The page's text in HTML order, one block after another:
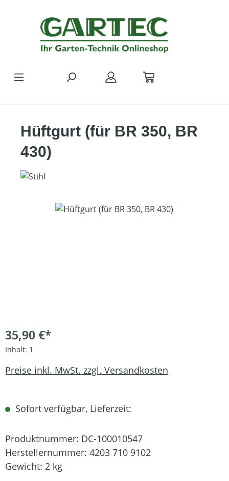
Hüftgurt (für BR 350, BR
430)
Bildergalerie überspringen
35,90 €*
Inhalt: 1
Preise inkl. MwSt. zzgl. Versandkosten
Sofort verfügbar, Lieferzeit:
Produktnummer: DC-100010547
Herstellernummer: 4203 710 9102
Gewicht: 2 kg